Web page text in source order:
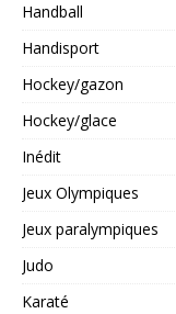
Handball
Handisport
Hockey/gazon
Hockey/glace
Inédit
Jeux Olympiques
Jeux paralympiques
Judo
Karaté